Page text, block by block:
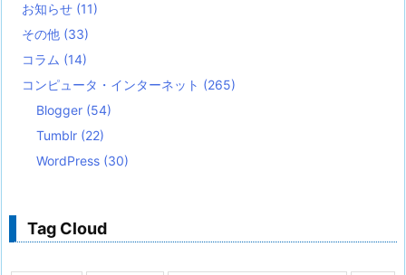
お知らせ (11)
その他 (33)
コラム (14)
コンピュータ・インターネット (265)
Blogger (54)
Tumblr (22)
WordPress (30)
Tag Cloud